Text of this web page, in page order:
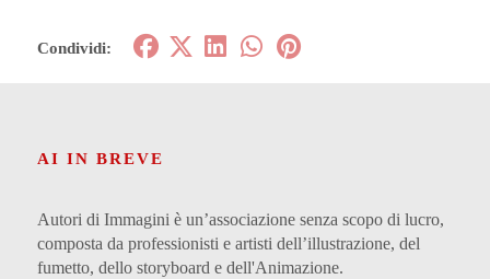
Condividi:
AI IN BREVE
Autori di Immagini è un’associazione senza scopo di lucro,
composta da professionisti e artisti dell’illustrazione, del
fumetto, dello storyboard e dell'Animazione.